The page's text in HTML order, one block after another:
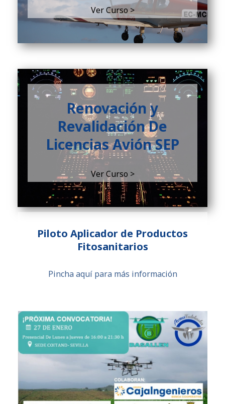
Ver Curso >
Renovación y
Revalidación De
Licencias Avión SEP
Ver Curso >
Piloto Aplicador de Productos
Fitosanitarios
Pincha aquí para más información